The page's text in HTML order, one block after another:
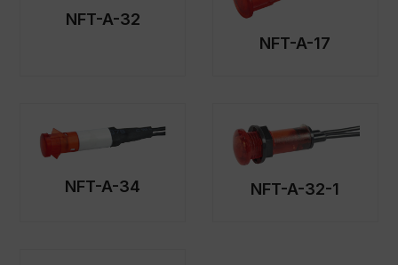
NFT-A-32
NFT-A-17
NFT-A-34 NFT-A-32-1